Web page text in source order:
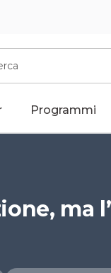
Programmi
ma